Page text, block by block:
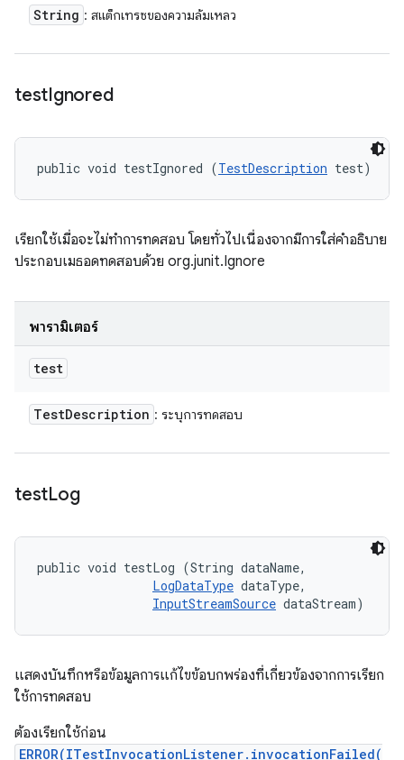
String : สแต็กเทรซของความล้มเหลว
testIgnored
public void testIgnored (TestDescription test)
เรียกใช้เมื่อจะไม่ทำการทดสอบ โดยทั่วไปเนื่องจากมีการใส่คำอธิบาย
ประกอบเมธอดทดสอบด้วย org.junit.Ignore
พารามิเตอร์
test
TestDescription : ระบุการทดสอบ
testLog
public void testLog (String dataName,
LogDataType dataType,
InputStreamSource dataStream)
แสดงบันทึกหรือข้อมูลการแก้ไขข้อบกพร่องที่เกี่ยวข้องจากการเรียก
ใช้การทดสอบ
ต้องเรียกใช้ก่อน
ERROR(ITestInvocationListener.invocationFailed(